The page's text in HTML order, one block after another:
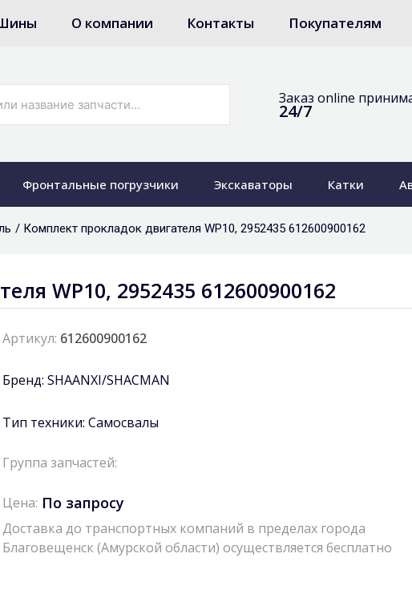
О компании Контакты Покупателям
Заказ online
24/7
Фронтальные погрузчики Экскаваторы Катки
/ Комплект прокладок двигателя WP10, 2952435 612600900162
WP10, 2952435 612600900162
Артикул: 612600900162
Бренд: SHAANXI/SHACMAN
Тип техники: Самосвалы
Группа запчастей:
Цена: По запросу
Доставка до транспортных компаний в пределах города
Благовещенск (Амурской области) осуществляется бесплатно